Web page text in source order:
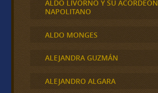
ALDO LIVORNO Y SU ACORDEÓN
NAPOLITANO
ALDO MONGES
ALEJANDRA GUZMÁN
ALEJANDRO ALGARA